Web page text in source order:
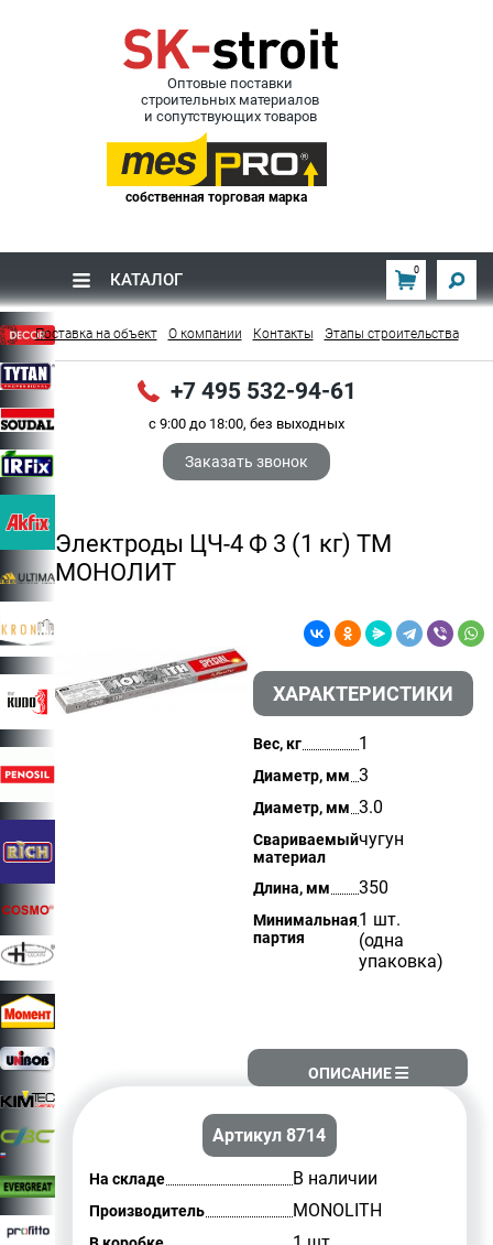
Оптовые поставки
строительных материалов
и сопутствующих товаров
собственная торговая марка
КАТАЛОГ 0
Поставка на объект О компании Контакты Этапы строительства
+7 495 532-94-61
с 9:00 до 18:00, без выходных
Заказать звонок
Электроды ЦЧ-4 Ф 3 (1 кг) ТМ
МОНОЛИТ
ХАРАКТЕРИСТИКИ
Вес, кг 1
Диаметр, мм 3
Диаметр, мм 3.0
Свариваемый
материал
чугун
Длина, мм 350
Минимальная
партия
1 шт.
(одна
упаковка)
ОПИСАНИЕ
Артикул 8714
На складе В наличии
Производитель MONOLITH